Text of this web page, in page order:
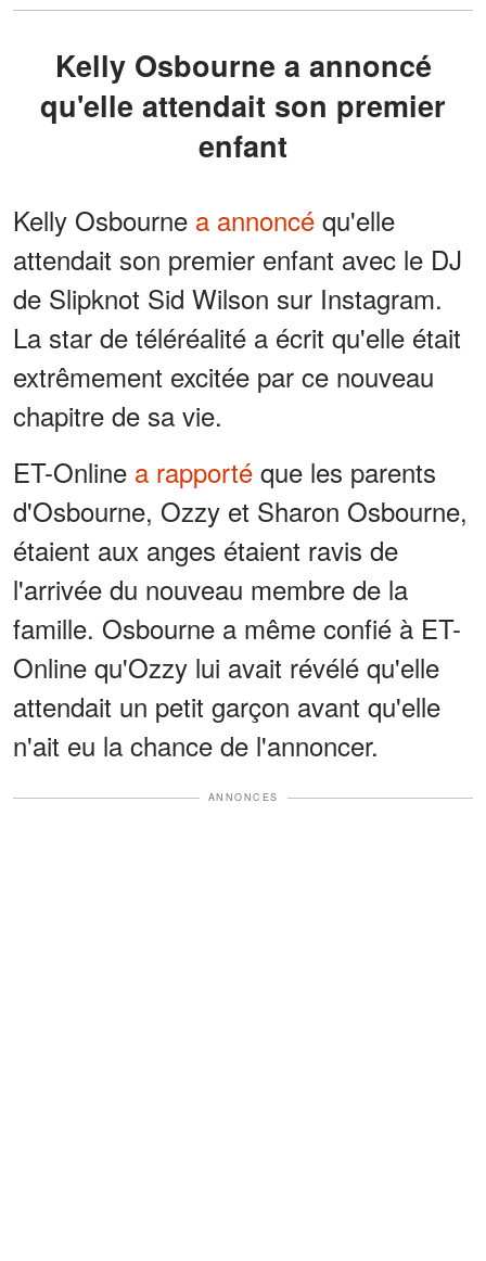
Kelly Osbourne a annoncé
qu'elle attendait son premier
enfant
Kelly Osbourne a annoncé qu'elle
attendait son premier enfant avec le DJ
de Slipknot Sid Wilson sur Instagram.
La star de téléréalité a écrit qu'elle était
extrêmement excitée par ce nouveau
chapitre de sa vie.
ET-Online a rapporté que les parents
d'Osbourne, Ozzy et Sharon Osbourne,
étaient aux anges étaient ravis de
l'arrivée du nouveau membre de la
famille. Osbourne a même confié à ET-
Online qu'Ozzy lui avait révélé qu'elle
attendait un petit garçon avant qu'elle
n'ait eu la chance de l'annoncer.
ANNONCES